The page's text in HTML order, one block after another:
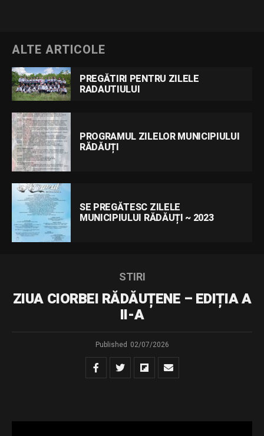
ALTE ARTICOLE
PREGĂTIRI PENTRU ZILELE
RADAUTIULUI
PROGRAMUL ZILELOR MUNICIPIULUI
RĂDĂUȚI
SE PREGĂTESC ZILELE
MUNICIPIULUI RĂDĂUȚI ~ 2023
STIRI
ZIUA CIORBEI RĂDĂUȚENE – EDIȚIA A
II-A
Published 02/07/2026